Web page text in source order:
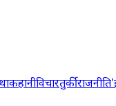
कहानीविचारतुर्कीराजनीति